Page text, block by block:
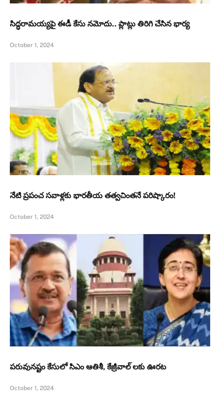
సిద్ధరామయ్యపై ఈడీ కేసు నమోదు.. ప్లాట్లు తిరిగి చేసిన భార్య
October 1, 2024
నేటి ప్రపంచ సవాళ్లకు భారతీయ తత్వచింతనే పరిష్కారం!
October 1, 2024
పరువునష్టం కేసులో సిఎం ఆతిశీ, కేజ్రీవాల్ లకు ఊరట
October 1, 2024